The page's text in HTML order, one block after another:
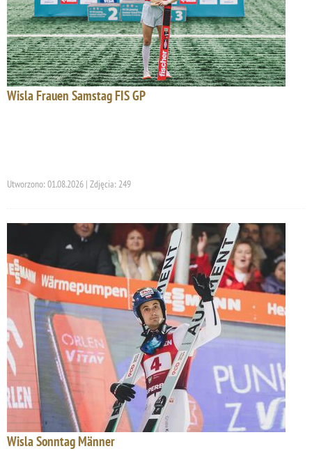
Wisla Frauen Samstag FIS GP
Utworzono: 01.08.2026 | Zdjęcia: 249
Wisla Sonntag Männer